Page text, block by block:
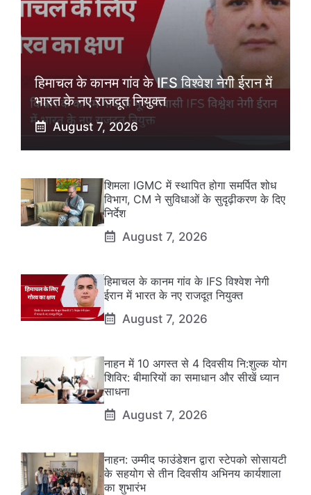
हिमाचल के कानम गांव के IFS विश्वेश नेगी ईरान में
भारत के नए राजदूत नियुक्त
August 7, 2026
शिमला IGMC में स्थापित होगा समर्पित शोध
विभाग, CM ने सुविधाओं के सुदृढ़ीकरण के दिए
निर्देश
August 7, 2026
हिमाचल के कानम गांव के IFS विश्वेश नेगी
ईरान में भारत के नए राजदूत नियुक्त
August 7, 2026
नाहन में 10 अगस्त से 4 दिवसीय नि:शुल्क योग
शिविर: बीमारियों का समाधान और सीखें ध्यान
साधना
August 7, 2026
नाहन: उम्मीद फाउंडेशन द्वारा स्टेपको सोसायटी
के सहयोग से तीन दिवसीय अभिनय कार्यशाला
का शुभारंभ